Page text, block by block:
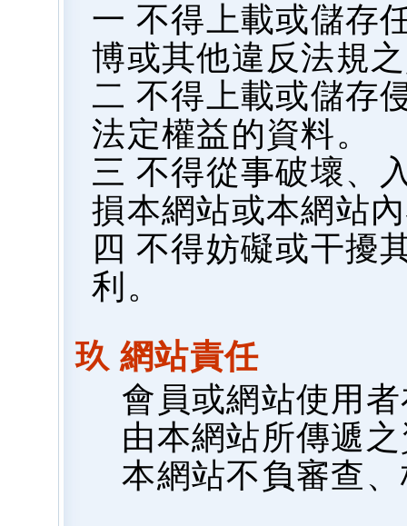
一 不得上載或儲存
博或其他違反法規
二 不得上載或儲存
法定權益的資料。
三 不得從事破壞、
損本網站或本網站
四 不得妨礙或干擾
利。
玖 網站責任
會員或網站使用
由本網站所傳遞
本網站不負審查